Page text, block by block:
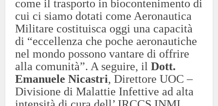
come il trasporto in biocontenimento di
cui ci siamo dotati come Aeronautica
Militare costituisca oggi una capacità
di “eccellenza che poche aeronautiche
nel mondo possono vantare di offrire
alla comunità”. A seguire, ilDott.
Emanuele Nicastri, Direttore UOC –
Divisione di Malattie Infettive ad alta